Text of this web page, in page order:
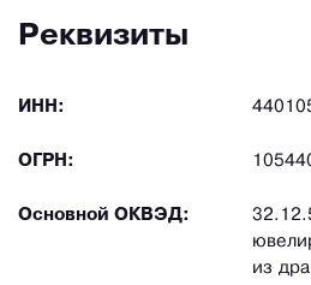
Реквизиты
ИНН:
ОГРН:
Основной ОКВЭД:
из